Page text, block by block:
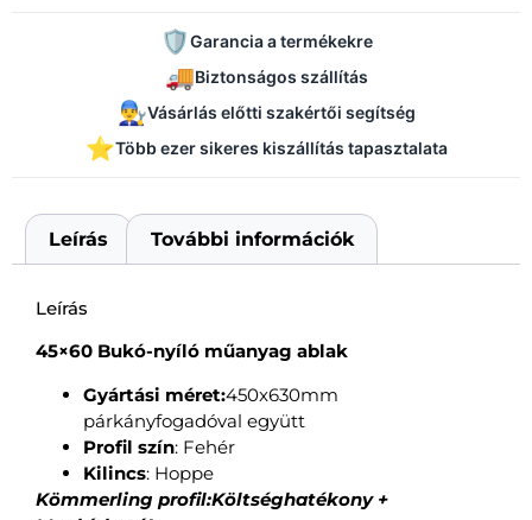
🛡️Garancia a termékekre
🚚Biztonságos szállítás
👨‍🔧Vásárlás előtti szakértői segítség
⭐Több ezer sikeres kiszállítás tapasztalata
Leírás További információk
Leírás
45×60 Bukó-nyíló műanyag ablak
Gyártási méret:450x630mm
párkányfogadóval együtt
Profil szín: Fehér
Kilincs: Hoppe
Kömmerling profil:Költséghatékony +